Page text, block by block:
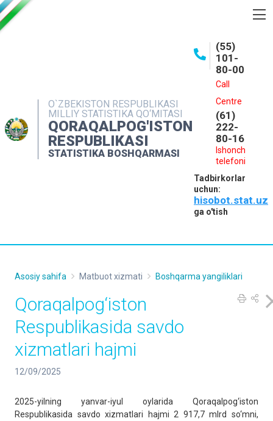
O`ZBEKISTON RESPUBLIKASI
MILLIY STATISTIKA QO‘MITASI
QORAQALPOG'ISTON
RESPUBLIKASI
STATISTIKA BOSHQARMASI
(55)
101-
80-00
Call
Centre
(61)
222-
80-16
Ishonch
telefoni
Tadbirkorlar
uchun:
hisobot.stat.uz
ga o'tish
INTERAKTIV XIZMATLAR
MATBUOT XIZMATI
MUROJAATLAR
Asosiy sahifa Matbuot xizmati Boshqarma yangiliklari
Qoraqalpog‘iston
Respublikasida savdo
xizmatlari hajmi
12/09/2025
2025-yilning yanvar-iyul oylarida Qoraqalpog‘iston
Respublikasida savdo xizmatlari hajmi 2 917,7 mlrd so‘mni,